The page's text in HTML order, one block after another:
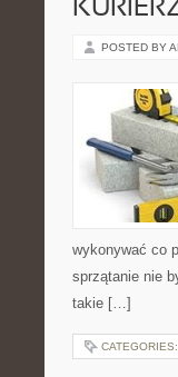
POSTED BY
wykonywać co
sprzątanie nie
takie […]
CATEGORIES: